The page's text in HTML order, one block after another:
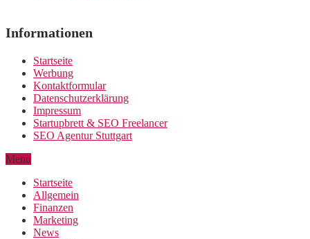
Informationen
Startseite
Werbung
Kontaktformular
Datenschutzerklärung
Impressum
Startupbrett & SEO Freelancer
SEO Agentur Stuttgart
Menu
Startseite
Allgemein
Finanzen
Marketing
News